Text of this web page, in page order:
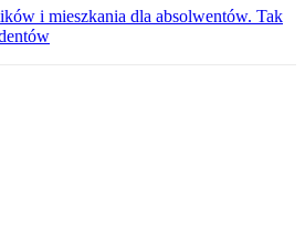
i mieszkania dla absolwentów. Tak